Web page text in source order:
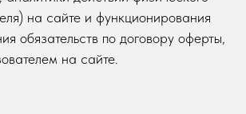
на сайте и функционирования
обязательств по договору оферты,
на сайте.